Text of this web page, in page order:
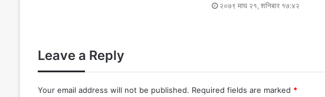
२०७९ माघ २१, शनिबार १७:४२
Leave a Reply
Your email address will not be published. Required fields are marked *